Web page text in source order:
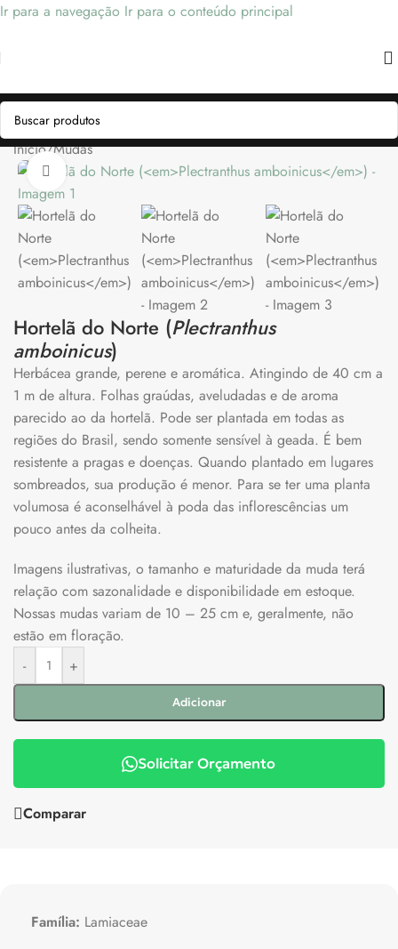
Ir para a navegação Ir para o conteúdo principal
Início/Mudas
Clique para ampliar
Hortelã do Norte (Plectranthus
amboinicus)
Herbácea grande, perene e aromática. Atingindo de 40 cm a
1 m de altura. Folhas graúdas, aveludadas e de aroma
parecido ao da hortelã. Pode ser plantada em todas as
regiões do Brasil, sendo somente sensível à geada. É bem
resistente a pragas e doenças. Quando plantado em lugares
sombreados, sua produção é menor. Para se ter uma planta
volumosa é aconselhável à poda das inflorescências um
pouco antes da colheita.
Imagens ilustrativas, o tamanho e maturidade da muda terá
relação com sazonalidade e disponibilidade em estoque.
Nossas mudas variam de 10 – 25 cm e, geralmente, não
estão em floração.
-
+
Adicionar
Solicitar Orçamento
Comparar
Família: Lamiaceae